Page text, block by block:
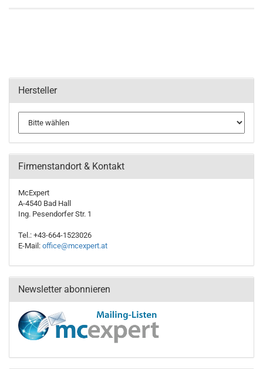
Hersteller
Firmenstandort & Kontakt
McExpert
A-4540 Bad Hall
Ing. Pesendorfer Str. 1
Tel.: +43-664-1523026
E-Mail: office@mcexpert.at
Newsletter abonnieren